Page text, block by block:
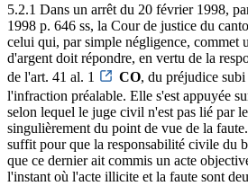
5.2.1 Dans un arrêt du 20 février 1998,
1998 p. 646 ss, la Cour de justice du
celui qui, par simple négligence, commet
d'argent doit répondre, en vertu de la
de l'art. 41 al. 1
CO, du préjudice
l'infraction préalable. Elle s'est appuyée
selon lequel le juge civil n'est pas lié par
singulièrement du point de vue de la
suffit pour que la responsabilité civile du
que ce dernier ait commis un acte
l'instant où l'acte illicite et la faute sont